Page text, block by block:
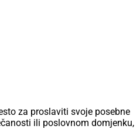
za proslaviti svoje posebne
ili poslovnom domjenku,